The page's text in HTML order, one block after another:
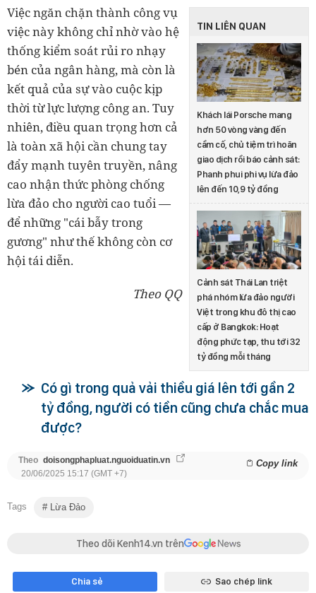
TIN LIÊN QUAN
Khách lái Porsche mang
hơn 50 vòng vàng đến
cầm cố, chủ tiệm trì hoãn
giao dịch rồi báo cảnh sát:
Phanh phui phi vụ lừa đảo
lên đến 10,9 tỷ đồng
Cảnh sát Thái Lan triệt
phá nhóm lừa đảo người
Việt trong khu đô thị cao
cấp ở Bangkok: Hoạt
động phức tạp, thu tới 32
tỷ đồng mỗi tháng
Việc ngăn chặn thành công vụ
việc này không chỉ nhờ vào hệ
thống kiểm soát rủi ro nhạy
bén của ngân hàng, mà còn là
kết quả của sự vào cuộc kịp
thời từ lực lượng công an. Tuy
nhiên, điều quan trọng hơn cả
là toàn xã hội cần chung tay
đẩy mạnh tuyên truyền, nâng
cao nhận thức phòng chống
lừa đảo cho người cao tuổi —
để những "cái bẫy trong
gương" như thế không còn cơ
hội tái diễn.
Theo QQ
Có gì trong quả vải thiều giá lên tới gần 2
tỷ đồng, người có tiền cũng chưa chắc mua
được?
Theo doisongphapluat.nguoiduatin.vn Copy link
20/06/2025 15:17 (GMT +7)
Tags Lừa Đảo
Theo dõi Kenh14.vn trên
Chia sẻ Sao chép link